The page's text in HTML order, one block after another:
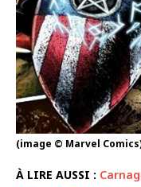
(image © Marvel
À LIRE AUSSI :